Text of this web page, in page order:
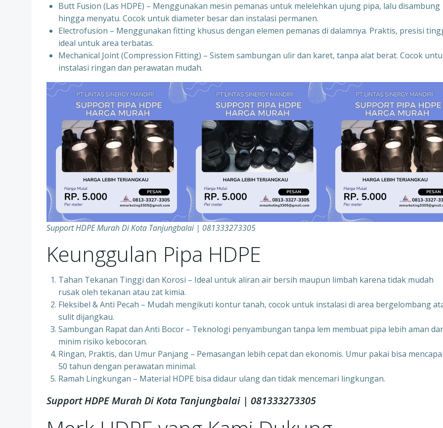
Butt Fusion (Las HDPE) – Menggunakan mesin pemanas untuk melelehkan ujung pipa, lalu disambung
hingga menyatu. Cocok untuk diameter besar dan instalasi permanen.
Electrofusion – Menggunakan fitting khusus dengan elemen pemanas di dalamnya. Praktis, presisi
ideal untuk area terbatas.
Mechanical Joint (Compression Fitting) – Sistem sambungan ulir dan karet, tanpa alat berat. Cocok
instalasi ringan dan perawatan mudah.
Support HDPE Murah Di Kota Tanjungbalai | 081333273305
Keunggulan Pipa HDPE
Tahan Tekanan Tinggi dan Korosi – Ideal untuk aliran air bersih maupun limbah karena tidak mudah
rusak oleh tekanan atau zat kimia.
Fleksibel & Anti Pecah – Mudah mengikuti kontur tanah, cocok untuk instalasi di area bergelombang
sulit dijangkau.
Sambungan Rapat dan Anti Bocor – Teknologi penyambungan tanpa lem membuat pipa lebih aman
minim risiko kebocoran.
Ringan, Praktis, dan Umur Panjang – Pemasangan lebih cepat dan ekonomis. Umur pakai bisa mencapai
50 tahun dengan perawatan minimal.
Ramah Lingkungan – Material HDPE bisa didaur ulang dan tidak mencemari lingkungan.
Support HDPE Murah Di Kota Tanjungbalai | 081333273305